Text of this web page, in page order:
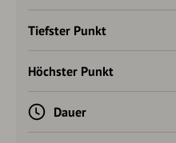
Tiefster Punkt
Höchster Punkt
Dauer